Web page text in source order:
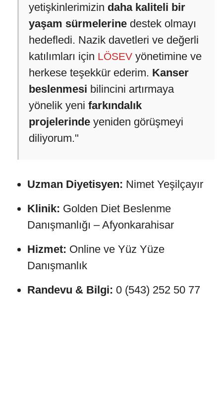
yetişkinlerimizin daha kaliteli bir
yaşam sürmelerine destek olmayı
hedefledi. Nazik davetleri ve değerli
katılımları için LÖSEV yönetimine ve
herkese teşekkür ederim. Kanser
beslenmesi bilincini artırmaya
yönelik yeni farkındalık
projelerinde yeniden görüşmeyi
diliyorum."
Uzman Diyetisyen: Nimet Yeşilçayır
Klinik: Golden Diet Beslenme
Danışmanlığı – Afyonkarahisar
Hizmet: Online ve Yüz Yüze
Danışmanlık
Randevu & Bilgi: 0 (543) 252 50 77